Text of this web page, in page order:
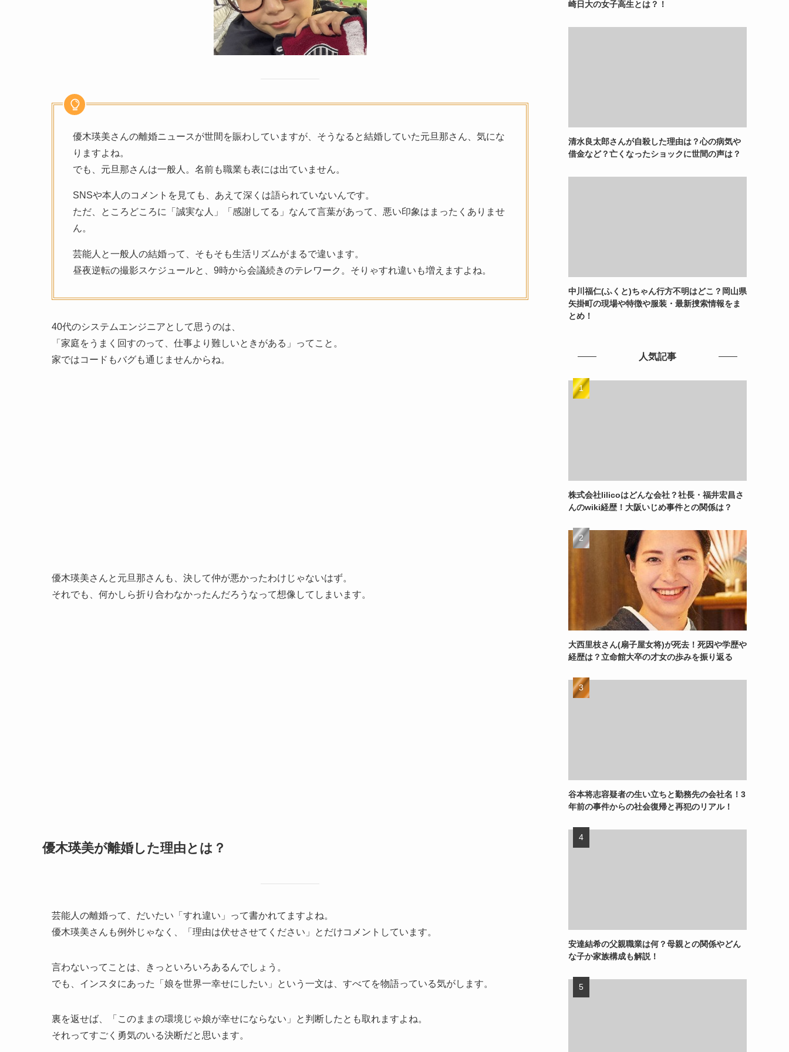
優木瑛美さんの離婚ニュースが世間を賑わしていますが、そうなると結婚していた元旦那さん、気にな
りますよね。
でも、元旦那さんは一般人。名前も職業も表には出ていません。
SNSや本人のコメントを見ても、あえて深くは語られていないんです。
ただ、ところどころに「誠実な人」「感謝してる」なんて言葉があって、悪い印象はまったくありませ
ん。
芸能人と一般人の結婚って、そもそも生活リズムがまるで違います。
昼夜逆転の撮影スケジュールと、9時から会議続きのテレワーク。そりゃすれ違いも増えますよね。
40代のシステムエンジニアとして思うのは、
「家庭をうまく回すのって、仕事より難しいときがある」ってこと。
家ではコードもバグも通じませんからね。
優木瑛美さんと元旦那さんも、決して仲が悪かったわけじゃないはず。
それでも、何かしら折り合わなかったんだろうなって想像してしまいます。
優木瑛美が離婚した理由とは？
芸能人の離婚って、だいたい「すれ違い」って書かれてますよね。
優木瑛美さんも例外じゃなく、「理由は伏せさせてください」とだけコメントしています。
言わないってことは、きっといろいろあるんでしょう。
でも、インスタにあった「娘を世界一幸せにしたい」という一文は、すべてを物語っている気がします。
裏を返せば、「このままの環境じゃ娘が幸せにならない」と判断したとも取れますよね。
それってすごく勇気のいる決断だと思います。
崎日大の女子高生とは？！
清水良太郎さんが自殺した理由は？心の病気や
借金など？亡くなったショックに世間の声は？
中川福仁(ふくと)ちゃん行方不明はどこ？岡山県
矢掛町の現場や特徴や服装・最新捜索情報をま
とめ！
人気記事
株式会社lilicoはどんな会社？社長・福井宏昌さ
んのwiki経歴！大阪いじめ事件との関係は？
大西里枝さん(扇子屋女将)が死去！死因や学歴や
経歴は？立命館大卒の才女の歩みを振り返る
谷本将志容疑者の生い立ちと勤務先の会社名！3
年前の事件からの社会復帰と再犯のリアル！
安達結希の父親職業は何？母親との関係やどん
な子か家族構成も解説！